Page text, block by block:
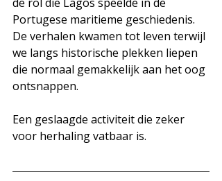
Portugese maritieme geschiedenis.
De verhalen kwamen tot leven terwijl
we langs historische plekken liepen
die normaal gemakkelijk aan het oog
ontsnappen.
Een geslaagde activiteit die zeker
voor herhaling vatbaar is.